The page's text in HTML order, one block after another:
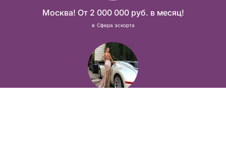
Москва! От 2 000 000 руб. в месяц!
в Сфера эскорта